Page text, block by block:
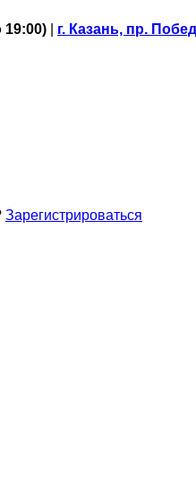
19:00) г. Казань, пр.
Зарегистрироваться